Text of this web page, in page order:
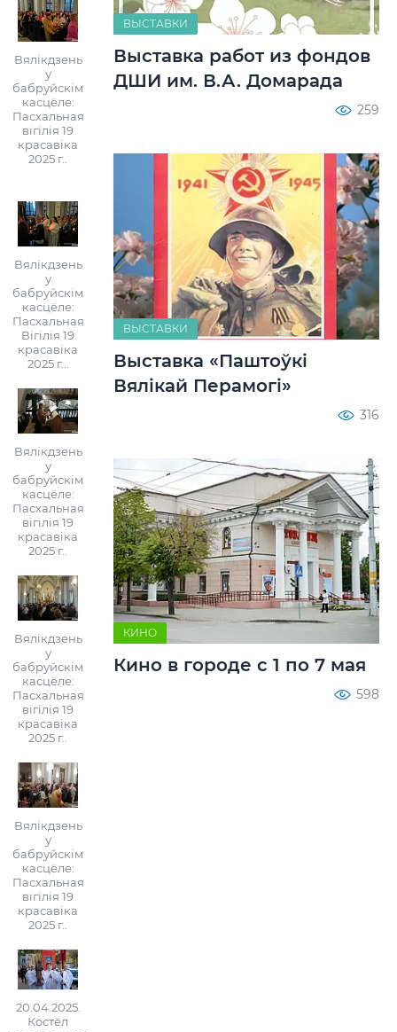
Вялікдзень
у
бабруйскім
касцёле:
Пасхальная
вігілія 19
красавіка
2025 г..
Вялікдзень
у
бабруйскім
касцёле:
Пасхальная
Вігілія 19
красавіка
2025 г...
Вялікдзень
у
бабруйскім
касцёле:
Пасхальная
вігілія 19
красавіка
2025 г..
Вялікдзень
у
бабруйскім
касцёле:
Пасхальная
вігілія 19
красавіка
2025 г..
Вялікдзень
у
бабруйскім
касцёле:
Пасхальная
вігілія 19
красавіка
2025 г..
20.04.2025.
Костёл
ВЫСТАВКИ
Выставка работ из фондов
ДШИ им. В.А. Домарада
259
ВЫСТАВКИ
Выставка «Паштоўкі
Вялікай Перамогі»
316
КИНО
Кино в городе с 1 по 7 мая
598